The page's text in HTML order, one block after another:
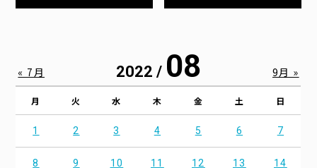
2022 / 08
月 火 水 木 金 土 日
1 2 3 4 5 6 7
8 9 10 11 12 13 14
« 7月 9月 »